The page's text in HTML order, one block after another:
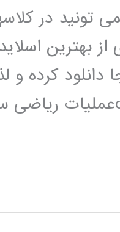
تونید در
بهترین
کرده و